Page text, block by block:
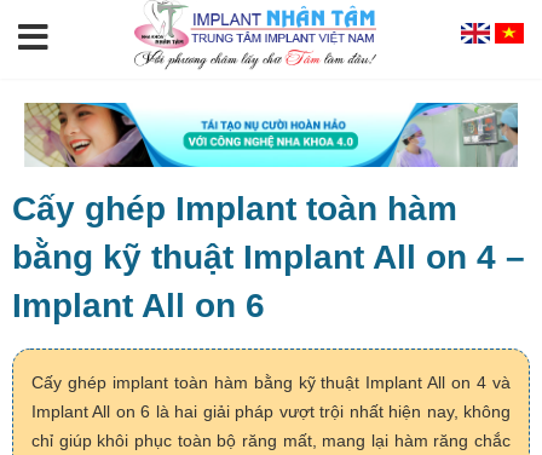
Cấy ghép Implant toàn hàm
bằng kỹ thuật Implant All on 4 –
Implant All on 6
Cấy ghép implant toàn hàm bằng kỹ thuật Implant All on 4 và
Implant All on 6 là hai giải pháp vượt trội nhất hiện nay, không
chỉ giúp khôi phục toàn bộ răng mất, mang lại hàm răng chắc